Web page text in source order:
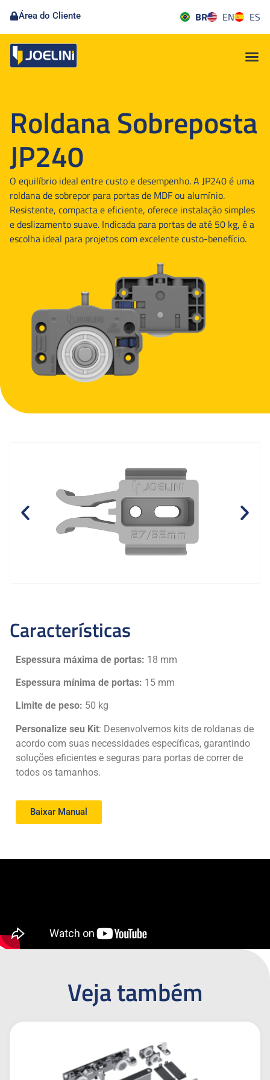
Área do Cliente BR EN ES
Roldana Sobreposta
JP240
O equilíbrio ideal entre custo e desempenho. A JP240 é uma
roldana de sobrepor para portas de MDF ou alumínio.
Resistente, compacta e eficiente, oferece instalação simples
e deslizamento suave. Indicada para portas de até 50 kg, é a
escolha ideal para projetos com excelente custo-benefício.
Características
Espessura máxima de portas: 18 mm
Espessura mínima de portas: 15 mm
Limite de peso: 50 kg
Personalize seu Kit: Desenvolvemos kits de roldanas de
acordo com suas necessidades específicas, garantindo
soluções eficientes e seguras para portas de correr de
todos os tamanhos.
Baixar Manual
Veja também